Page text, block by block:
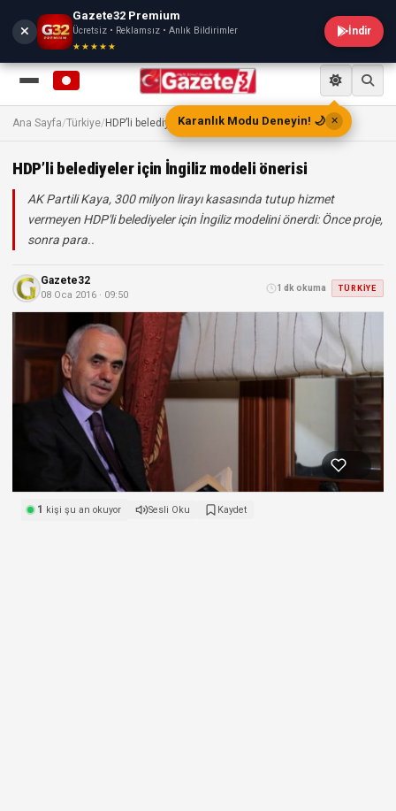
Gazete32 Premium
Ücretsiz • Reklamsız • Anlık Bildirimler
★★★★★
İndir
Ana Sayfa/Türkiye/HDP’li belediyeler için İngiliz modeli önerisi
HDP’li belediyeler için İngiliz modeli önerisi
AK Partili Kaya, 300 milyon lirayı kasasında tutup hizmet
vermeyen HDP'li belediyeler için İngiliz modelini önerdi: Önce proje,
sonra para..
Gazete32
08 Oca 2016 · 09:50
1 dk okuma TÜRKIYE
1 kişi şu an okuyor Sesli Oku Kaydet
Karanlık Modu Deneyin! 🌙 ✕